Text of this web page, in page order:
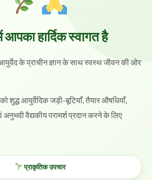
आपका हार्दिक स्वागत है
के प्राचीन ज्ञान के साथ स्वस्थ जीवन की ओर
शुद्ध आयुर्वेदिक जड़ी-बूटियाँ, तैयार औषधियाँ,
अनुभवी वैद्यकीय परामर्श प्रदान करने के लिए
प्राकृतिक उपचार